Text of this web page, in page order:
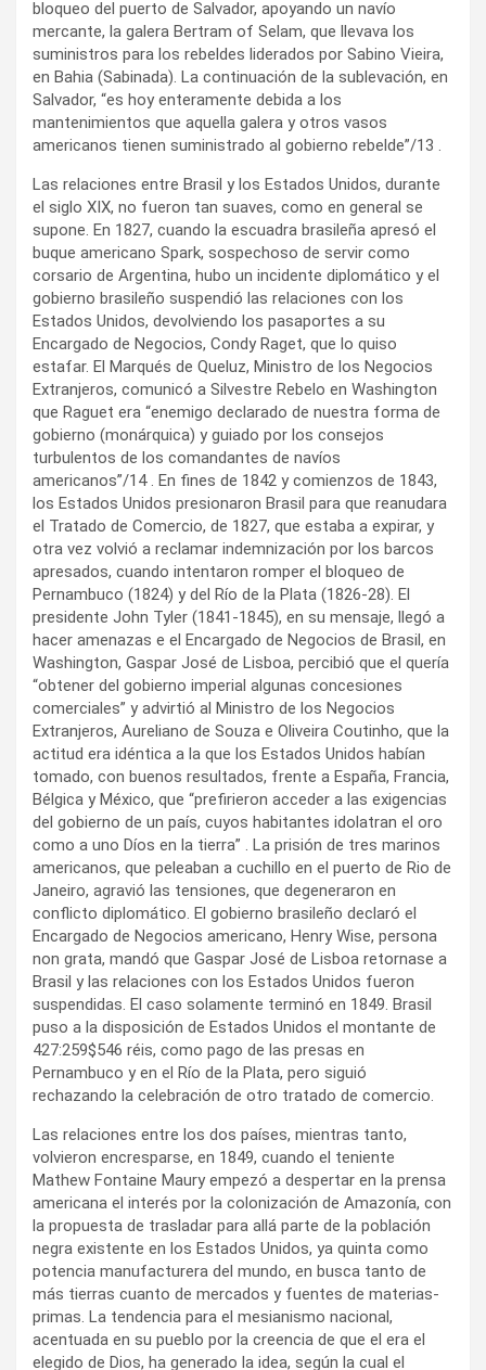
bloqueo del puerto de Salvador, apoyando un navío
mercante, la galera Bertram of Selam, que llevava los
suministros para los rebeldes liderados por Sabino Vieira,
en Bahia (Sabinada). La continuación de la sublevación, en
Salvador, “es hoy enteramente debida a los
mantenimientos que aquella galera y otros vasos
americanos tienen suministrado al gobierno rebelde”/13 .
Las relaciones entre Brasil y los Estados Unidos, durante
el siglo XIX, no fueron tan suaves, como en general se
supone. En 1827, cuando la escuadra brasileña apresó el
buque americano Spark, sospechoso de servir como
corsario de Argentina, hubo un incidente diplomático y el
gobierno brasileño suspendió las relaciones con los
Estados Unidos, devolviendo los pasaportes a su
Encargado de Negocios, Condy Raget, que lo quiso
estafar. El Marqués de Queluz, Ministro de los Negocios
Extranjeros, comunicó a Silvestre Rebelo en Washington
que Raguet era “enemigo declarado de nuestra forma de
gobierno (monárquica) y guiado por los consejos
turbulentos de los comandantes de navíos
americanos”/14 . En fines de 1842 y comienzos de 1843,
los Estados Unidos presionaron Brasil para que reanudara
el Tratado de Comercio, de 1827, que estaba a expirar, y
otra vez volvió a reclamar indemnización por los barcos
apresados, cuando intentaron romper el bloqueo de
Pernambuco (1824) y del Río de la Plata (1826-28). El
presidente John Tyler (1841-1845), en su mensaje, llegó a
hacer amenazas e el Encargado de Negocios de Brasil, en
Washington, Gaspar José de Lisboa, percibió que el quería
“obtener del gobierno imperial algunas concesiones
comerciales” y advirtió al Ministro de los Negocios
Extranjeros, Aureliano de Souza e Oliveira Coutinho, que la
actitud era idéntica a la que los Estados Unidos habían
tomado, con buenos resultados, frente a España, Francia,
Bélgica y México, que “prefirieron acceder a las exigencias
del gobierno de un país, cuyos habitantes idolatran el oro
como a uno Díos en la tierra” . La prisión de tres marinos
americanos, que peleaban a cuchillo en el puerto de Rio de
Janeiro, agravió las tensiones, que degeneraron en
conflicto diplomático. El gobierno brasileño declaró el
Encargado de Negocios americano, Henry Wise, persona
non grata, mandó que Gaspar José de Lisboa retornase a
Brasil y las relaciones con los Estados Unidos fueron
suspendidas. El caso solamente terminó en 1849. Brasil
puso a la disposición de Estados Unidos el montante de
427:259$546 réis, como pago de las presas en
Pernambuco y en el Río de la Plata, pero siguió
rechazando la celebración de otro tratado de comercio.
Las relaciones entre los dos países, mientras tanto,
volvieron encresparse, en 1849, cuando el teniente
Mathew Fontaine Maury empezó a despertar en la prensa
americana el interés por la colonización de Amazonía, con
la propuesta de trasladar para allá parte de la población
negra existente en los Estados Unidos, ya quinta como
potencia manufacturera del mundo, en busca tanto de
más tierras cuanto de mercados y fuentes de materias-
primas. La tendencia para el mesianismo nacional,
acentuada en su pueblo por la creencia de que el era el
elegido de Dios, ha generado la idea, según la cual el